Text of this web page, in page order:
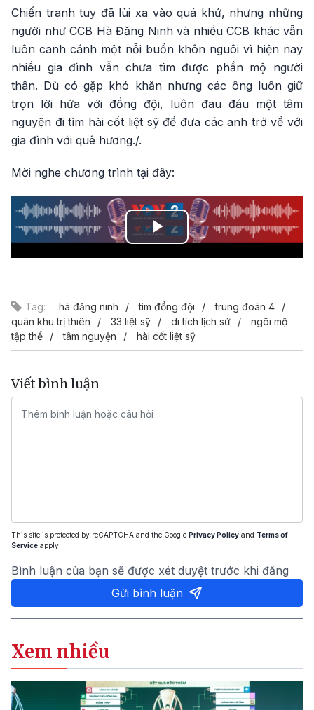
Chiến tranh tuy đã lùi xa vào quá khứ, nhưng những
người như CCB Hà Đăng Ninh và nhiều CCB khác vẫn
luôn canh cánh một nỗi buồn khôn nguôi vì hiện nay
nhiều gia đình vẫn chưa tìm được phần mộ người
thân. Dù có gặp khó khăn nhưng các ông luôn giữ
trọn lời hứa với đồng đội, luôn đau đáu một tâm
nguyện đi tìm hài cốt liệt sỹ để đưa các anh trở về với
gia đình với quê hương./.
Mời nghe chương trình tại đây:
Play
Tag: hà đăng ninh tìm đồng đội
trung đoàn 4
quân khu trị thiên
33 liệt sỹ di tích lịch sử
ngôi mộ
tập thể
tâm nguyện hài cốt liệt sỹ
Viết bình luận
This site is protected by reCAPTCHA and the Google Privacy Policy and Terms of
Service apply.
Bình luận của bạn sẽ được xét duyệt trước khi đăng
Gửi bình luận
Xem nhiều